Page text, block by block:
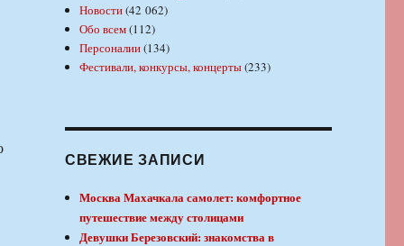
Новости(42 062)
Обо всем(112)
Персоналии(134)
Фестивали, конкурсы, концерты(233)
СВЕЖИЕ ЗАПИСИ
Москва Махачкала самолет: комфортное
путешествие между столицами
Девушки Березовский: знакомства в